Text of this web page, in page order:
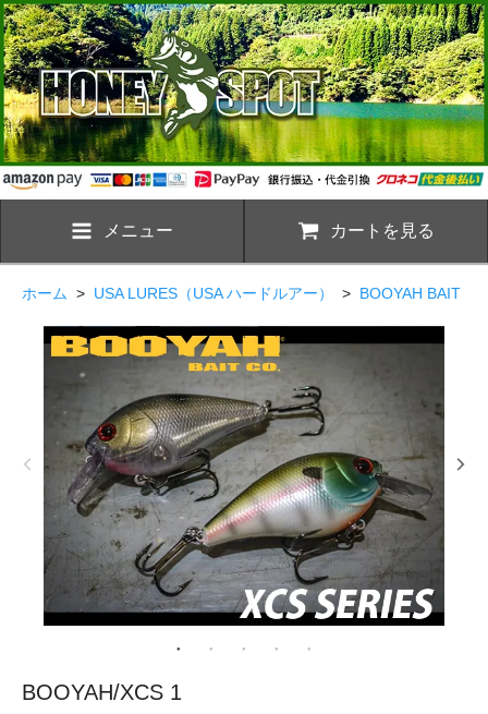
メニュー カートを見る
ホーム > USA LURES（USA ハードルアー） > BOOYAH BAIT
BOOYAH/XCS 1